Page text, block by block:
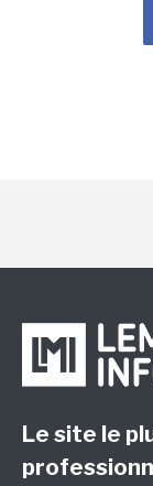
Le site le